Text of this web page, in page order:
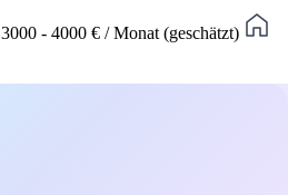
3000 - 4000 € / Monat (geschätzt)